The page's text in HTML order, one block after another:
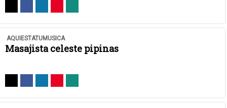
AQUIESTATUMUSICA
Masajista celeste pipinas